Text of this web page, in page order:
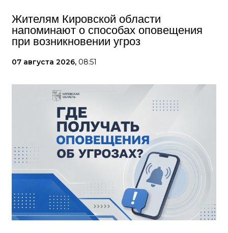
Жителям Кировской области
напоминают о способах оповещения
при возникновении угроз
07 августа 2026, 08:51